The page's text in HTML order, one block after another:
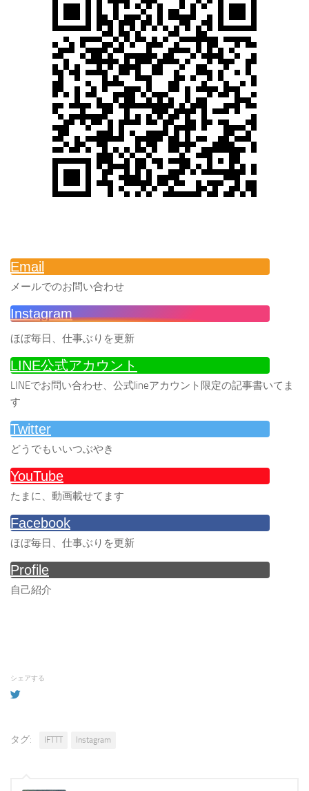
Email
メールでのお問い合わせ
Instagram
ほぼ毎日、仕事ぶりを更新
LINE公式アカウント
LINEでお問い合わせ、公式lineアカウント限定の記事書いてま
す
Twitter
どうでもいいつぶやき
YouTube
たまに、動画載せてます
Facebook
ほぼ毎日、仕事ぶりを更新
Profile
自己紹介
シェアする
タグ: IFTTT Instagram